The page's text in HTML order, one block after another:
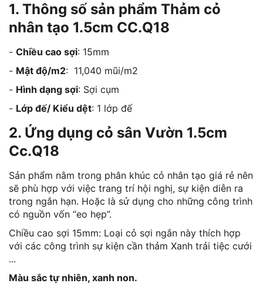
1. Thông số sản phẩm Thảm cỏ
nhân tạo 1.5cm CC.Q18
- Chiều cao sợi: 15mm
- Mật độ/m2: 11,040 mũi/m2
- Hình dạng sợi: Sợi cụm
- Lớp đế/ Kiểu dệt: 1 lớp đế
2. Ứng dụng cỏ sân Vườn 1.5cm
Cc.Q18
Sản phẩm nằm trong phân khúc cỏ nhân tạo giá rẻ nên
sẽ phù hợp với việc trang trí hội nghị, sự kiện diễn ra
trong ngắn hạn. Hoặc là sử dụng cho những công trình
có nguồn vốn “eo hẹp”.
Chiều cao sợi 15mm: Loại cỏ sợi ngắn này thích hợp
với các công trình sự kiện cần thảm Xanh trải tiệc cưới
...
Màu sắc tự nhiên, xanh non.